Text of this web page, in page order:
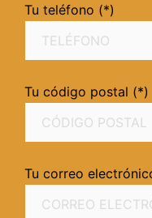
Tu teléfono (*)
Tu código postal (*)
Tu correo